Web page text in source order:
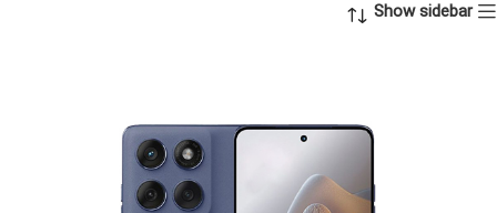
Show sidebar